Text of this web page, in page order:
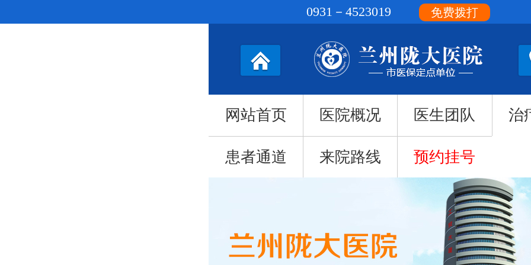
网站首页 医院概况 医生团队 治
患者通道 来院路线 预约挂号
0931－4523019 免费拨打